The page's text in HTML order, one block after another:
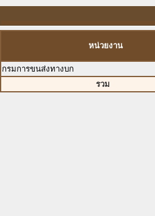
หน่วยงาน
กรมการขนส่งทางบก
รวม